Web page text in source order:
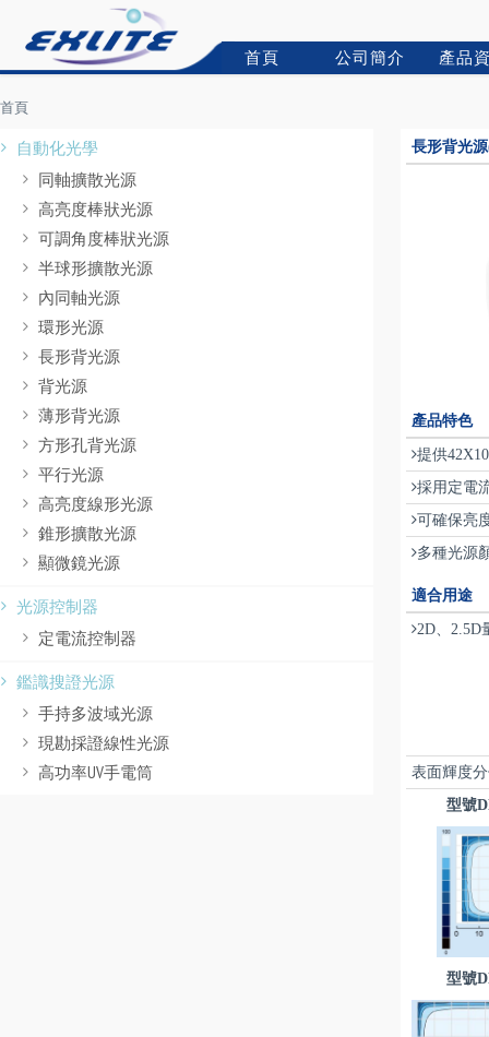
首頁 公司簡介 產品
首頁
自動化光學
同軸擴散光源
高亮度棒狀光源
可調角度棒狀光源
半球形擴散光源
內同軸光源
環形光源
長形背光源
背光源
薄形背光源
方形孔背光源
平行光源
高亮度線形光源
錐形擴散光源
顯微鏡光源
光源控制器
定電流控制器
鑑識搜證光源
手持多波域光源
現勘採證線性光源
高功率UV手電筒
長形背光
產品特色
提供
採用定電
可確保亮
多種光源
適合用途
2D、2.5D
表面輝度
型號
型號